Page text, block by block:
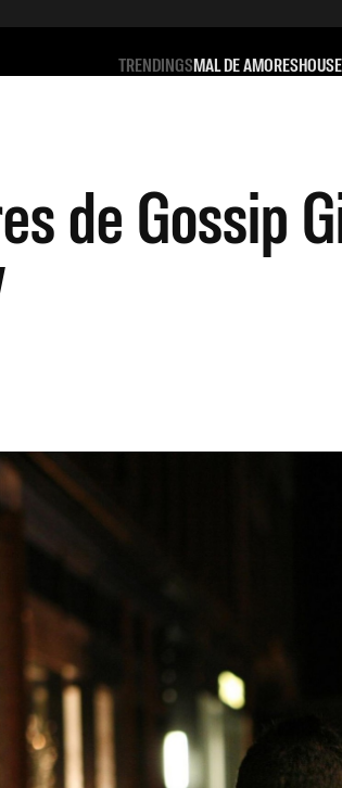
TRENDINGSMAL DE AMORES
de Gossip